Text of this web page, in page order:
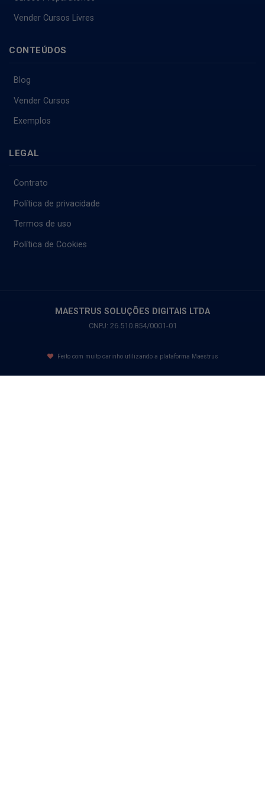
Vender Cursos Livres
CONTEÚDOS
Blog
Vender Cursos
Exemplos
LEGAL
Contrato
Política de privacidade
Termos de uso
Política de Cookies
MAESTRUS SOLUÇÕES DIGITAIS LTDA
CNPJ: 26.510.854/0001-01
Feito com muito carinho utilizando a plataforma Maestrus